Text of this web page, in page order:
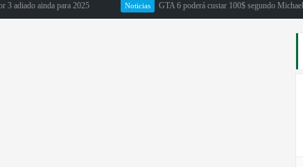
ainda para 2025 GTA 6 poderá custar 100$ segundo Michael Pachter